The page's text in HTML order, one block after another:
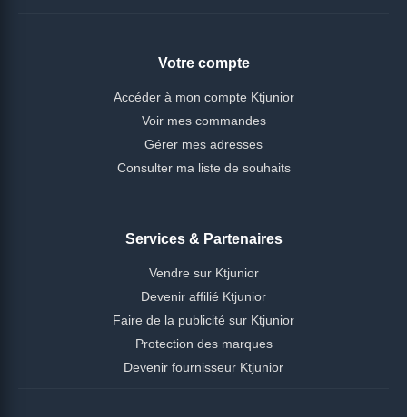
Votre compte
Accéder à mon compte Ktjunior
Voir mes commandes
Gérer mes adresses
Consulter ma liste de souhaits
Services & Partenaires
Vendre sur Ktjunior
Devenir affilié Ktjunior
Faire de la publicité sur Ktjunior
Protection des marques
Devenir fournisseur Ktjunior